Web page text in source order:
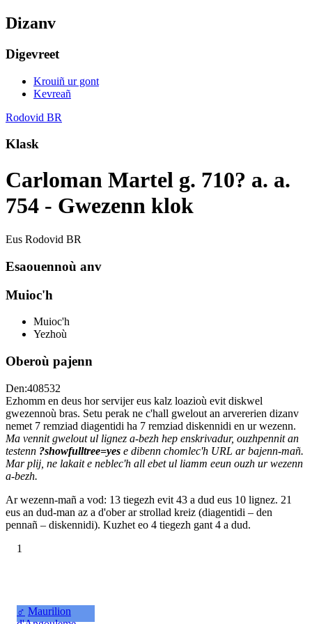
Dizanv
Digevreet
Krouiñ ur gont
Kevreañ
Rodovid BR
Klask
Carloman Martel g. 710? a. a.
754 - Gwezenn klok
Eus Rodovid BR
Esaouennoù anv
Muioc'h
Muioc'h
Yezhoù
Oberoù pajenn
Den:408532
Ezhomm en deus hor servijer eus kalz loazioù evit diskwel
gwezennoù bras. Setu perak ne c'hall gwelout an arvererien dizanv
nemet 7 remziad diagentidi ha 7 remziad diskennidi en ur wezenn.
Ma vennit gwelout ul lignez a-bezh hep enskrivadur, ouzhpennit an
testenn ?showfulltree=yes e dibenn chomlec'h URL ar bajenn-mañ.
Mar plij, ne lakait e neblec'h all ebet ul liamm eeun ouzh ur wezenn
a-bezh.
Ar wezenn-mañ a vod: 13 tiegezh evit 43 a dud eus 10 lignez. 21
eus an dud-man az a d'ober ar strollad kreiz (diagentidi – den
pennañ – diskennidi). Kuzhet eo 4 tiegezh gant 4 a dud.
1
♂ Maurilion